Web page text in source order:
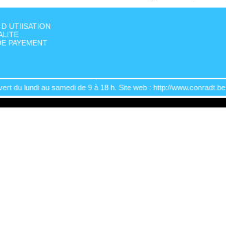
UTIISATION
PAYEMENT
du lundi au samedi de 9 à 18 h. Site web : http://www.conradt.be